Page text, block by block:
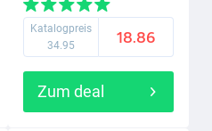
Katalogpreis
34.95
18.86
Zum deal